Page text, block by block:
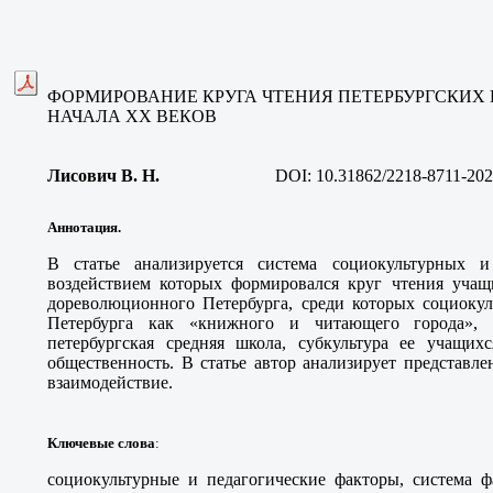
ФОРМИРОВАНИЕ КРУГА ЧТЕНИЯ
НАЧАЛА ХХ ВЕКОВ
Лисович В. Н. DOI: 10.31862/2218-8711-
Аннотация.
В статье анализируется система социокультурных
воздействием которых формировался круг чтения
дореволюционного Петербурга, среди которых
Петербурга как «книжного и читающего города»,
петербургская средняя школа, субкультура ее
общественность. В статье автор анализирует
взаимодействие.
Ключевые слова:
социокультурные и педагогические факторы, система